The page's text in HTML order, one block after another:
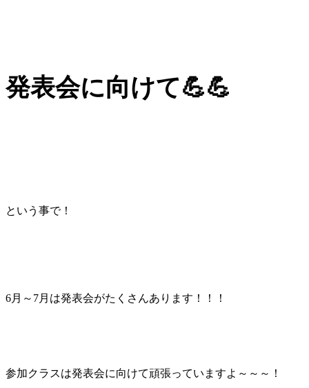
発表会に向けて💪💪
という事で！
6月～7月は発表会がたくさんあります！！！
参加クラスは発表会に向けて頑張っていますよ～～～！